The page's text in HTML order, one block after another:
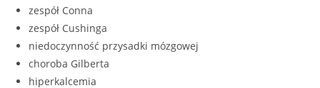
zespół Conna
zespół Cushinga
niedoczynność przysadki mózgowej
choroba Gilberta
hiperkalcemia